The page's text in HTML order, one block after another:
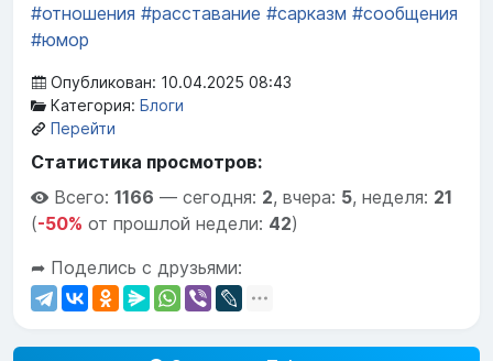
#отношения #расставание #сарказм #сообщения
#юмор
Опубликован: 10.04.2025 08:43
Категория: Блоги
Перейти
Статистика просмотров:
Всего: 1166 — сегодня: 2, вчера: 5, неделя: 21
(-50% от прошлой недели: 42)
➦ Поделись с друзьями: